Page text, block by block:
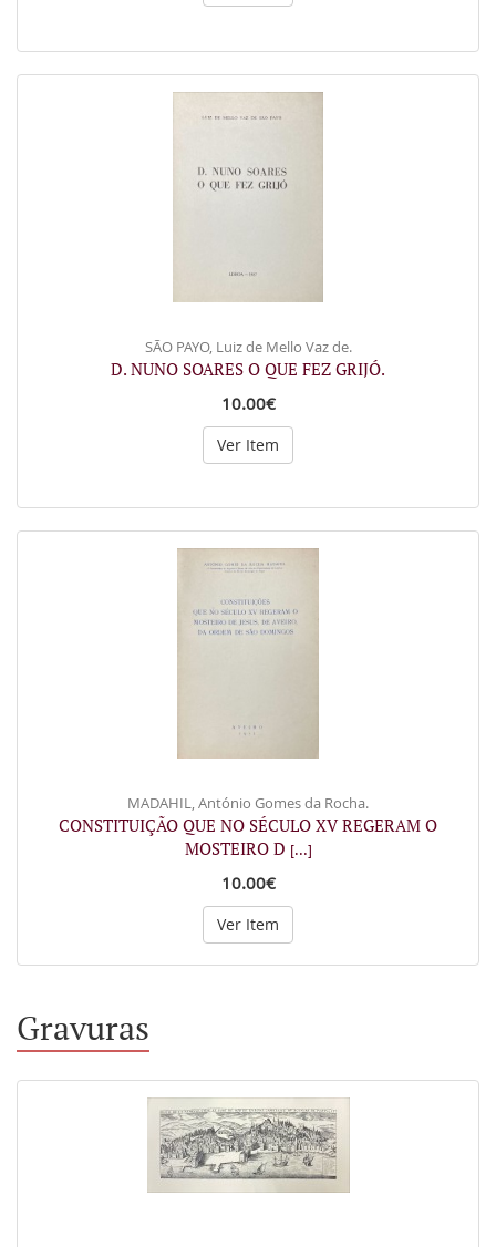
SÃO PAYO, Luiz de Mello Vaz de.
D. NUNO SOARES O QUE FEZ GRIJÓ.
10.00€
Ver Item
MADAHIL, António Gomes da Rocha.
CONSTITUIÇÃO QUE NO SÉCULO XV REGERAM O
MOSTEIRO D [...]
10.00€
Ver Item
Gravuras